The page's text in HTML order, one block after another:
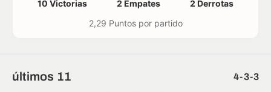
10 Victorias 2 Empates
2 Derrotas
2,29 Puntos por partido
últimos 11 4-3-3